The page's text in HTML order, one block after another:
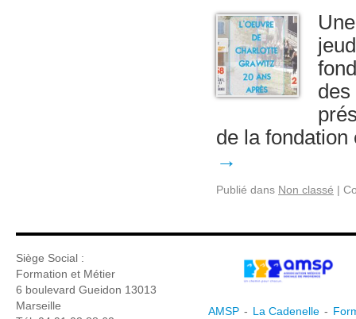
des
de la
→
Publié dans Non classé |
Siège Social :
Formation et Métier
6 boulevard Gueidon 13013
Marseille
AMSP - La Cadenelle -